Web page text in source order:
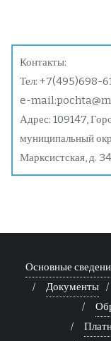
Контакты:
Тел: +7(495)698-
e-mail:
Адрес: 109147,
муниципальный
Марксистская, д.
Основные
Документы